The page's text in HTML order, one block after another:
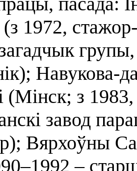
1972,
Навукова-
(Мінск; з
завод
Вярхоўны
–